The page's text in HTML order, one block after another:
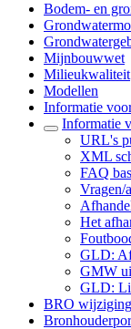
Bodem- en
Mijnbouwwet
Milieukwaliteit
Modellen
Informatie
Informatie
URL's
XML
FAQ
Vragen/
Het
GLD:
GMW
GLD:
BRO